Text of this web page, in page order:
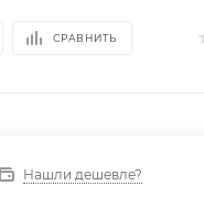
СРАВНИТЬ
Нашли дешевле?